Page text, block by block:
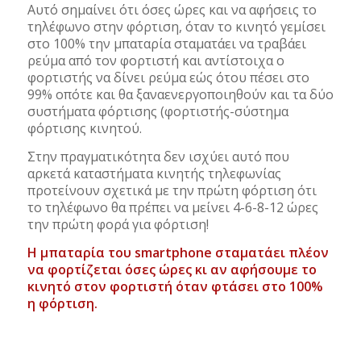
Αυτό σημαίνει ότι όσες ώρες και να αφήσεις το
τηλέφωνο στην φόρτιση, όταν το κινητό γεμίσει
στο 100% την μπαταρία σταματάει να τραβάει
ρεύμα από τον φορτιστή και αντίστοιχα ο
φορτιστής να δίνει ρεύμα εώς ότου πέσει στο
99% οπότε και θα ξαναενεργοποιηθούν και τα δύο
συστήματα φόρτισης (φορτιστής-σύστημα
φόρτισης κινητού.
Στην πραγματικότητα δεν ισχύει αυτό που
αρκετά καταστήματα κινητής τηλεφωνίας
προτείνουν σχετικά με την πρώτη φόρτιση ότι
το τηλέφωνο θα πρέπει να μείνει 4-6-8-12 ώρες
την πρώτη φορά για φόρτιση!
Η μπαταρία του smartphone σταματάει πλέον
να φορτίζεται όσες ώρες κι αν αφήσουμε το
κινητό στον φορτιστή όταν φτάσει στο 100%
η φόρτιση.